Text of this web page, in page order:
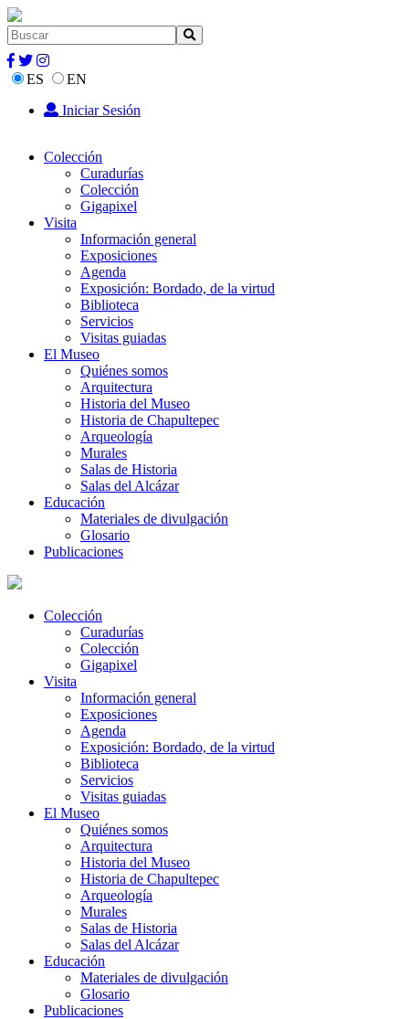
ES
EN
Iniciar Sesión
Colección
Curadurías
Colección
Gigapixel
Visita
Información general
Exposiciones
Agenda
Exposición: Bordado, de la virtud
Biblioteca
Servicios
Visitas guiadas
El Museo
Quiénes somos
Arquitectura
Historia del Museo
Historia de Chapultepec
Arqueología
Murales
Salas de Historia
Salas del Alcázar
Educación
Materiales de divulgación
Glosario
Publicaciones
Colección
Curadurías
Colección
Gigapixel
Visita
Información general
Exposiciones
Agenda
Exposición: Bordado, de la virtud
Biblioteca
Servicios
Visitas guiadas
El Museo
Quiénes somos
Arquitectura
Historia del Museo
Historia de Chapultepec
Arqueología
Murales
Salas de Historia
Salas del Alcázar
Educación
Materiales de divulgación
Glosario
Publicaciones